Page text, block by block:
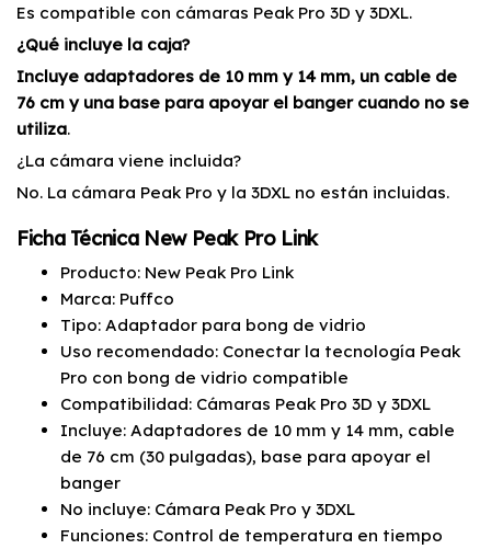
Es compatible con cámaras Peak Pro 3D y 3DXL.
¿Qué incluye la caja?
Incluye adaptadores de 10 mm y 14 mm, un cable de
76 cm y una base para apoyar el banger cuando no se
utiliza.
¿La cámara viene incluida?
No. La cámara Peak Pro y la 3DXL no están incluidas.
Ficha Técnica New Peak Pro Link
Producto: New Peak Pro Link
Marca: Puffco
Tipo: Adaptador para bong de vidrio
Uso recomendado: Conectar la tecnología Peak
Pro con bong de vidrio compatible
Compatibilidad: Cámaras Peak Pro 3D y 3DXL
Incluye: Adaptadores de 10 mm y 14 mm, cable
de 76 cm (30 pulgadas), base para apoyar el
banger
No incluye: Cámara Peak Pro y 3DXL
Funciones: Control de temperatura en tiempo